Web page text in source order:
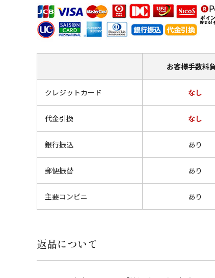
お客様手数料
クレジットカード なし
代金引換 なし
銀行振込 あり
郵便振替 あり
主要コンビニ あり
返品について